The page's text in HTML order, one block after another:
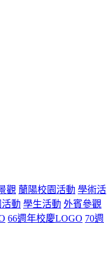
觀 蘭陽校園活動 學術活
動 學生活動 外賓參觀
66週年校慶LOGO 70週